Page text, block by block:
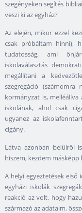
szegényeken segítés
veszi ki az egyház?
Az elején, mikor ezzel
csak próbáltam hinni),
tudatosság, ami
iskolaválasztás
megállítani a
szegregáció
kormányzat is, melléállva
iskolának, ahol csak
ugyanez az
cigány.
Látva azonban belülről
hiszem, kezdem másképp
A helyi egyeztetések első
egyházi iskolák
reakció az volt, hogy
származó az adataim,